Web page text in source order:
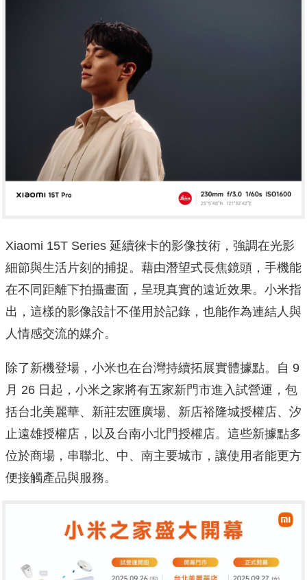
Xiaomi 15T Series 延續徠卡的影像技術，強調在光影
細節與生活片刻的捕捉。藉由潛望式長焦鏡頭，手機能
在不同距離下拍攝畫面，呈現真實的遠近效果。小米指
出，這樣的影像設計不僅用於記錄，也能作為連結人與
人情感交流的媒介。
除了新機登場，小米也在台灣持續拓展實體據點。自 9
月 26 日起，小米之家將有五家新門市進入試營運，包
括台北美麗華、新莊宏匯廣場、新店裕隆城授權店、汐
止遠雄授權店，以及台南小北門授權店。這些新據點多
位於商場，串聯北、中、南主要城市，讓使用者能更方
便接觸產品與服務。